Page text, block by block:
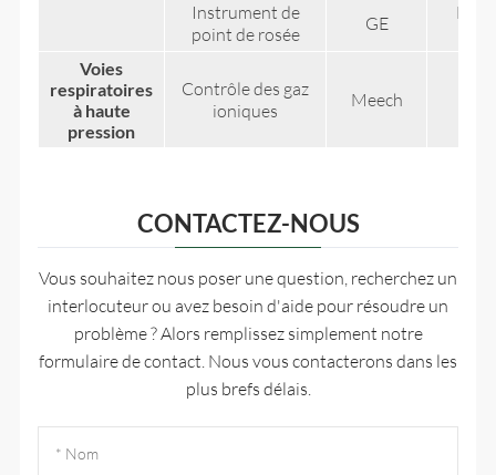
Instrument de
point de rosée
GE
Voies
respiratoires
à haute
pression
Contrôle des gaz
ioniques
Meech
CONTACTEZ-NOUS
Vous souhaitez nous poser une question, recherchez un
interlocuteur ou avez besoin d'aide pour résoudre un
problème ? Alors remplissez simplement notre
formulaire de contact. Nous vous contacterons dans les
plus brefs délais.